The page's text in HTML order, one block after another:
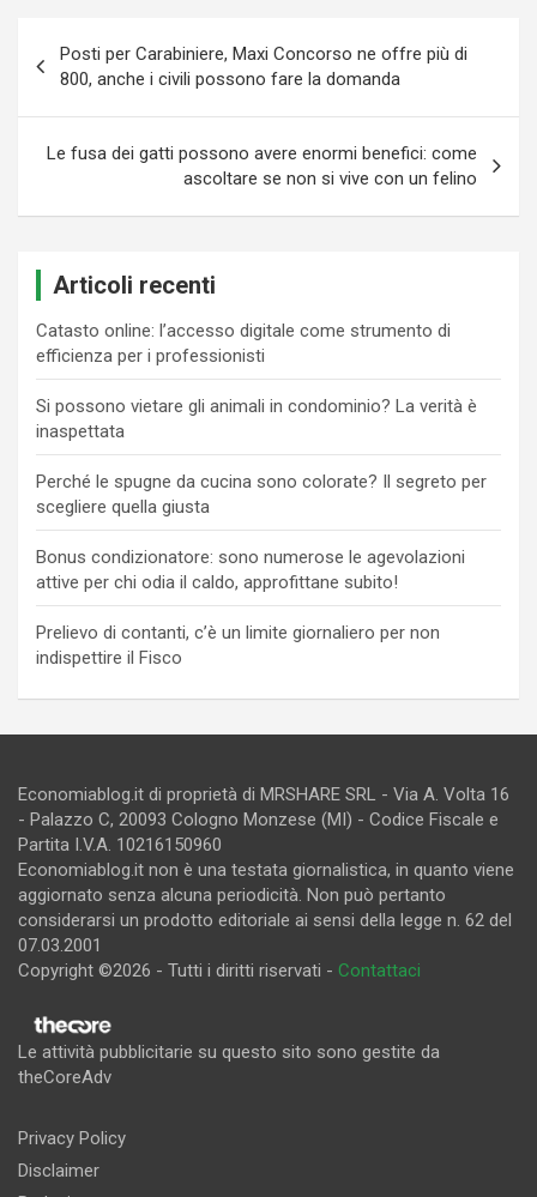
articoli
Posti per Carabiniere, Maxi Concorso ne offre più di
800, anche i civili possono fare la domanda
Le fusa dei gatti possono avere enormi benefici: come
ascoltare se non si vive con un felino
Articoli recenti
Catasto online: l’accesso digitale come strumento di
efficienza per i professionisti
Si possono vietare gli animali in condominio? La verità è
inaspettata
Perché le spugne da cucina sono colorate? Il segreto per
scegliere quella giusta
Bonus condizionatore: sono numerose le agevolazioni
attive per chi odia il caldo, approfittane subito!
Prelievo di contanti, c’è un limite giornaliero per non
indispettire il Fisco
Economiablog.it di proprietà di MRSHARE SRL - Via A. Volta 16
- Palazzo C, 20093 Cologno Monzese (MI) - Codice Fiscale e
Partita I.V.A. 10216150960
Economiablog.it non è una testata giornalistica, in quanto viene
aggiornato senza alcuna periodicità. Non può pertanto
considerarsi un prodotto editoriale ai sensi della legge n. 62 del
07.03.2001
Copyright ©2026 - Tutti i diritti riservati - Contattaci
Le attività pubblicitarie su questo sito sono gestite da
theCoreAdv
Privacy Policy
Disclaimer